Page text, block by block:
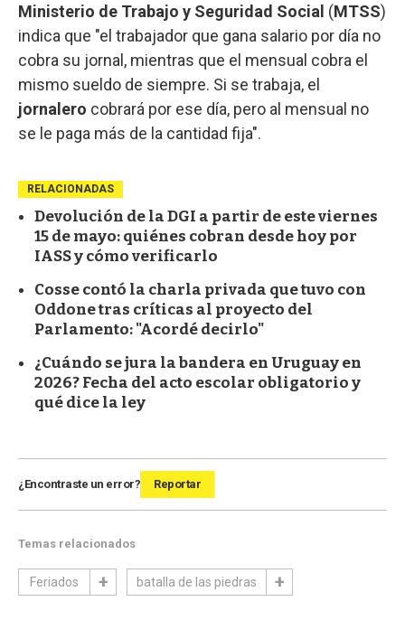
Ministerio de Trabajo y Seguridad Social (MTSS)
indica que "el trabajador que gana salario por día no
cobra su jornal, mientras que el mensual cobra el
mismo sueldo de siempre. Si se trabaja, el
jornalero cobrará por ese día, pero al mensual no
se le paga más de la cantidad fija".
RELACIONADAS
Devolución de la DGI a partir de este viernes
15 de mayo: quiénes cobran desde hoy por
IASS y cómo verificarlo
Cosse contó la charla privada que tuvo con
Oddone tras críticas al proyecto del
Parlamento: "Acordé decirlo"
¿Cuándo se jura la bandera en Uruguay en
2026? Fecha del acto escolar obligatorio y
qué dice la ley
¿Encontraste un error? Reportar
Temas relacionados
Feriados batalla de las piedras